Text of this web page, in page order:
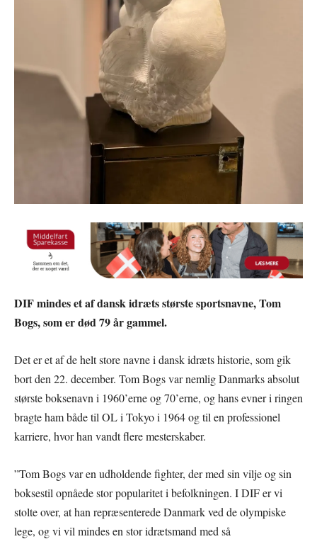
DIF mindes et af dansk idræts største sportsnavne, Tom
Bogs, som er død 79 år gammel.
Det er et af de helt store navne i dansk idræts historie, som gik
bort den 22. december. Tom Bogs var nemlig Danmarks absolut
største boksenavn i 1960’erne og 70’erne, og hans evner i ringen
bragte ham både til OL i Tokyo i 1964 og til en professionel
karriere, hvor han vandt flere mesterskaber.
”Tom Bogs var en udholdende fighter, der med sin vilje og sin
boksestil opnåede stor popularitet i befolkningen. I DIF er vi
stolte over, at han repræsenterede Danmark ved de olympiske
lege, og vi vil mindes en stor idrætsmand med så